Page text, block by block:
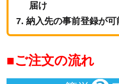
届け
納入先の事前登録が可
ご注文の流れ